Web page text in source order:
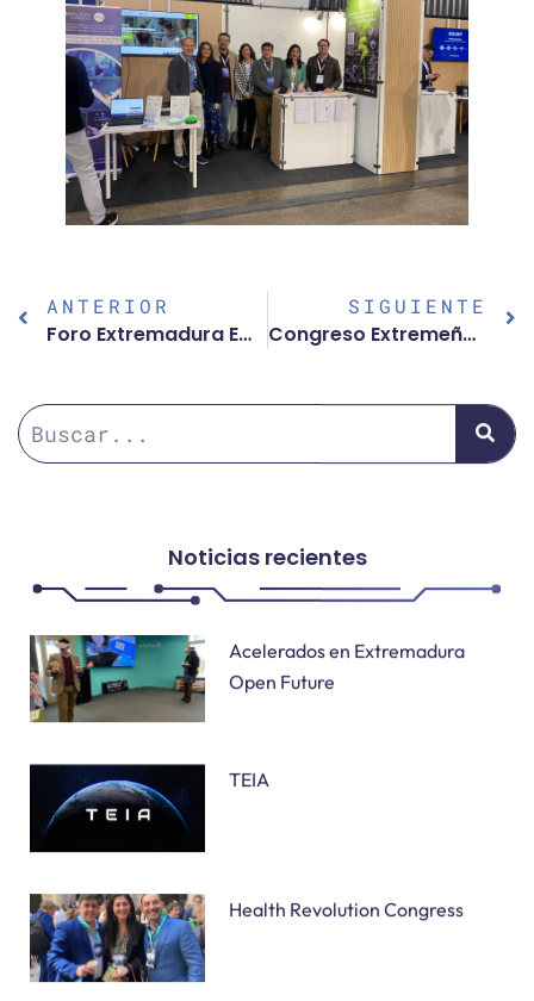
ANTERIOR
Foro Extremadura Empresarial 2024
SIGUIENTE
Congreso Extremeño de Marketing Digital
Noticias recientes
Acelerados en Extremadura
Open Future
TEIA
Health Revolution Congress